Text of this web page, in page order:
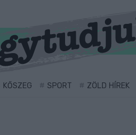
KŐSZEG SPORT ZÖLD HÍREK